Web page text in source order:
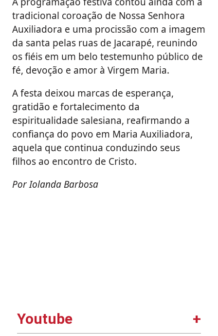
tradicional coroação de Nossa Senhora
Auxiliadora e uma procissão com a imagem
da santa pelas ruas de Jacarapé, reunindo
os fiéis em um belo testemunho público de
fé, devoção e amor à Virgem Maria.
A festa deixou marcas de esperança,
gratidão e fortalecimento da
espiritualidade salesiana, reafirmando a
confiança do povo em Maria Auxiliadora,
aquela que continua conduzindo seus
filhos ao encontro de Cristo.
Por Iolanda Barbosa
Youtube